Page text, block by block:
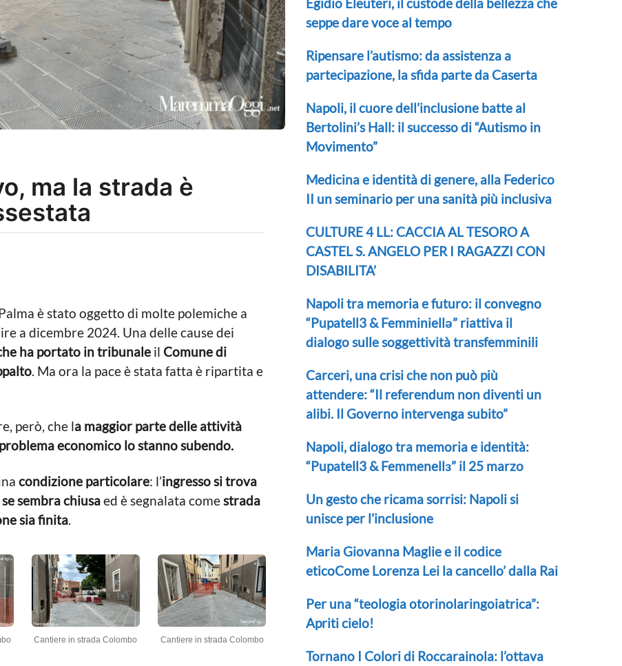
ma la strada è
è stato oggetto di molte polemiche a
a dicembre 2024. Una delle cause dei
ha portato in tribunale il Comune di
. Ma ora la pace è stata fatta è ripartita e
però, che la maggior parte delle attività
economico lo stanno subendo.
condizione particolare: l’ingresso si trova
sembra chiusaed è segnalata comestrada
sia finita.
Cantiere in strada Colombo Cantiere in strada Colombo
seppe dare voce al tempo
Ripensare l’autismo: da assistenza a
partecipazione, la sfida parte da Caserta
Napoli, il cuore dell’inclusione batte al
Bertolini’s Hall: il successo di “Autismo in
Movimento”
Medicina e identità di genere, alla Federico
II un seminario per una sanità più inclusiva
CULTURE 4 LL: CACCIA AL TESORO A
CASTEL S. ANGELO PER I RAGAZZI CON
DISABILITA’
Napoli tra memoria e futuro: il convegno
“Pupatell3 & Femminiellə” riattiva il
dialogo sulle soggettività transfemminili
Carceri, una crisi che non può più
attendere: “Il referendum non diventi un
alibi. Il Governo intervenga subito”
Napoli, dialogo tra memoria e identità:
“Pupatell3 & Femmenellɜ” il 25 marzo
Un gesto che ricama sorrisi: Napoli si
unisce per l’inclusione
Maria Giovanna Maglie e il codice
eticoCome Lorenza Lei la cancello’ dalla Rai
Per una “teologia otorinolaringoiatrica”:
Apriti cielo!
Tornano I Colori di Roccarainola: l’ottava